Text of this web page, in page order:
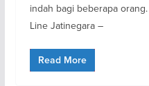
indah bagi beberapa
Line Jatinegara –
Read More